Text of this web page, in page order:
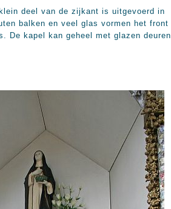
deel van de zijkant is uitgevoerd in
balken en veel glas vormen het front
De kapel kan geheel met glazen deuren